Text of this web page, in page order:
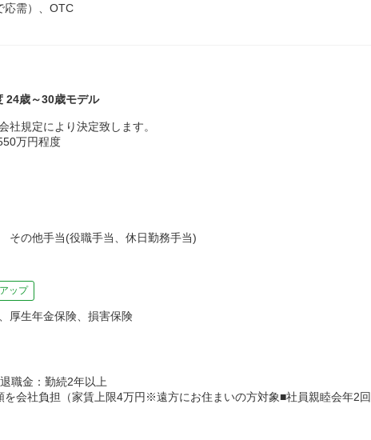
応需）、OTC
24歳～30歳モデル
規定により決定致します。
万円程度
の他手当(役職手当、休日勤務手当)
ップ
厚生年金保険、損害保険
職金：勤続2年以上
を会社負担（家賃上限4万円※遠方にお住まいの方対象■社員親睦会年2回